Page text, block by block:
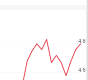
4.6
4.8